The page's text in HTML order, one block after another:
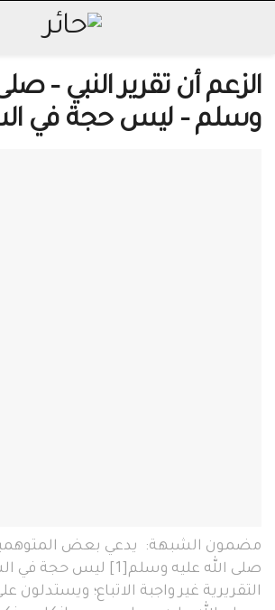
الزعم أن تقرير النبي –
وسلم – ليس حجة في
مضمون الشبهة: يدعي بعض المتوهمين
صلى الله عليه وسلم[1]
التقريرية غير واجبة الاتباع؛